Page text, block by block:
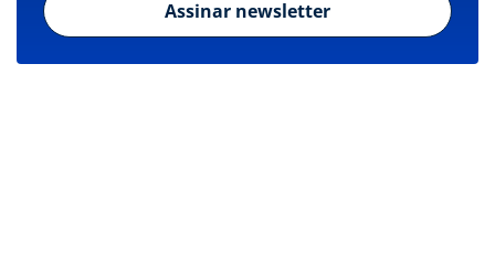
Assinar newsletter